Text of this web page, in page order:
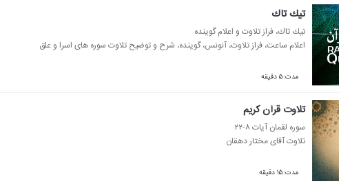
تیك تاك
تیك تاك، فراز تلاوت و اعلام گوینده
اعلام ساعت، فراز تلاوت، آنونس، گوینده، شرح و توضیح تلاوت سوره های اسرا و علق
مدت:۵ دقیقه
تلاوت قرآن كریم
سوره لقمان آیات ۸-۲۲
تلاوت آقای مختار دهقان
مدت:۱۵ دقیقه